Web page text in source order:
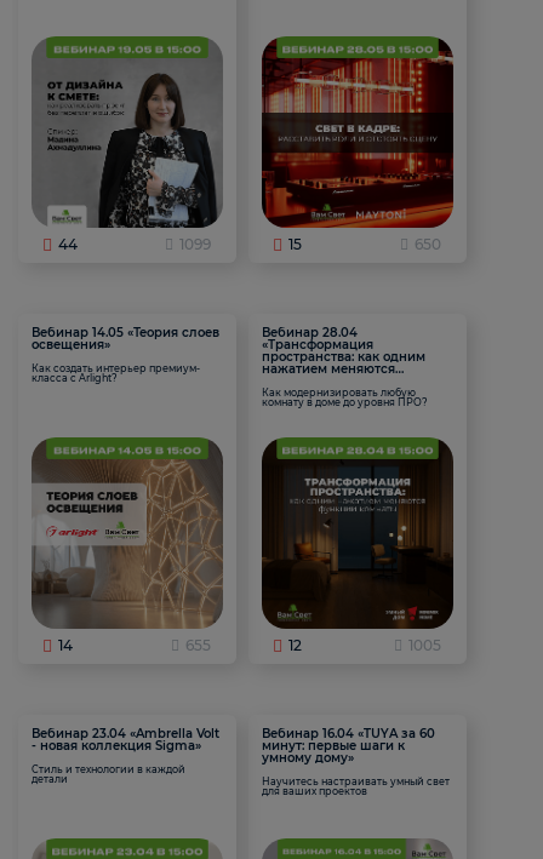
44 1099 15 650
Вебинар 14.05 «Теория слоев
освещения»
Как создать интерьер премиум-
класса с Arlight?
14 655
Вебинар 28.04
«Трансформация
пространства: как одним
нажатием меняются
Как модернизировать любую
комнату в доме до уровня ПРО?
12 1005
Вебинар 23.04 «Ambrella Volt
- новая коллекция Sigma»
Стиль и технологии в каждой
детали
Вебинар 16.04 «TUYA за 60
минут: первые шаги к
умному дому»
Научитесь настраивать умный свет
для ваших проектов